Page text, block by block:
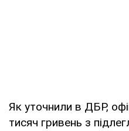
Як уточнили в ДБР,
тисяч гривень з